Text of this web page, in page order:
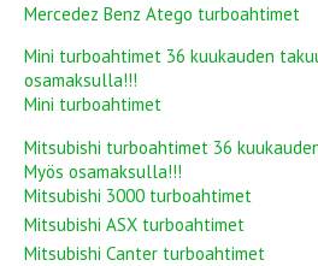
Mercedez Benz Atego turboahtimet
Mini turboahtimet 36 kuukauden
osamaksulla!!!
Mini turboahtimet
Mitsubishi turboahtimet 36
Myös osamaksulla!!!
Mitsubishi 3000 turboahtimet
Mitsubishi ASX turboahtimet
Mitsubishi Canter turboahtimet